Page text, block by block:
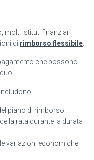
molti istituti finanziari
di rimborso flessibile
che possono
piano di rimborso
rata durante la durata
variazioni economiche